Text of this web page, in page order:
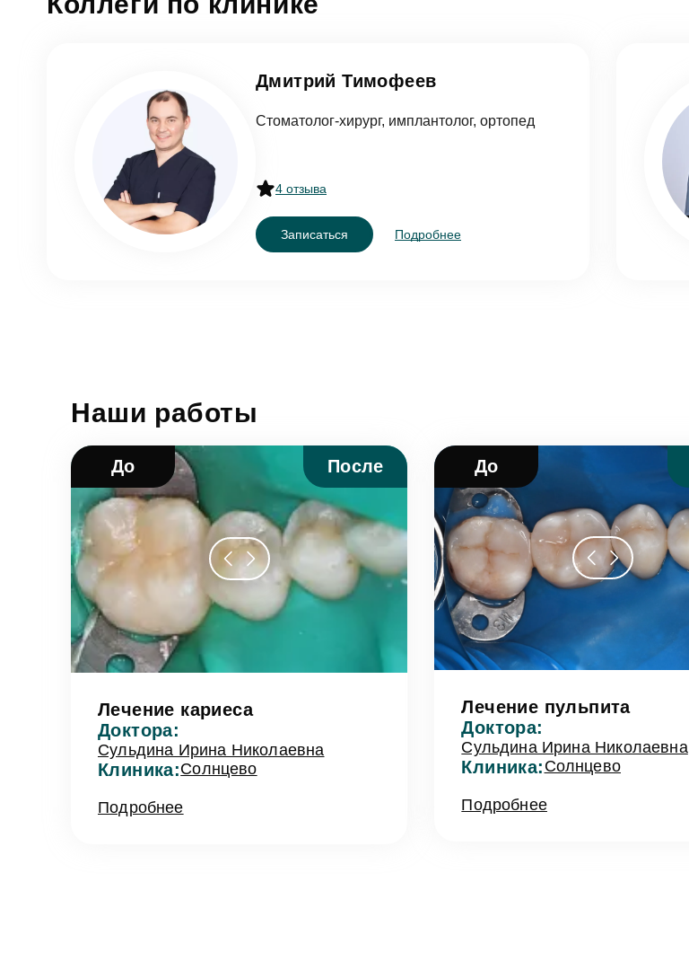
Дмитрий Тимофеев
Стоматолог-хирург, имплантолог, ортопед
4 отзыва
Записаться Подробнее
Наши работы
До После
Лечение кариеса
Доктора:
Сульдина Ирина Николаевна
Клиника:Солнцево
Подробнее
До
Лечение пульпита
Доктора:
Сульдина Ирина Николаевна
Клиника: Солнцево
Подробнее
Согласен наобработку персональных данных